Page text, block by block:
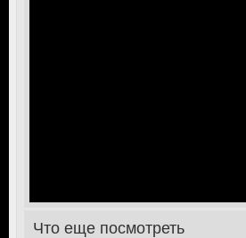
>Что еще посмотреть